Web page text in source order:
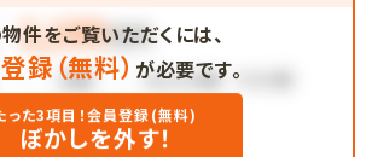
件をご覧いただくには、
録（無料） が必要です。
った3項目！会員登録(無料)
ぼかしを外す！